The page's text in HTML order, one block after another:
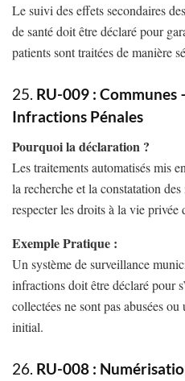
Le suivi des effets secondaires
de santé doit être déclaré pour
patients sont traitées de manière
25. RU-009 : Communes
Infractions Pénales
Pourquoi la déclaration ?
Les traitements automatisés mis
la recherche et la constatation
respecter les droits à la vie privée
Exemple Pratique :
Un système de surveillance
infractions doit être déclaré pour
collectées ne sont pas abusées
initial.
26. RU-008 :